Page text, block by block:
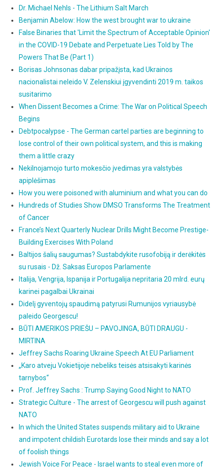
Dr. Michael Nehls - The Lithium Salt March
Benjamin Abelow: How the west brought war to ukraine
False Binaries that 'Limit the Spectrum of Acceptable Opinion'
in the COVID-19 Debate and Perpetuate Lies Told by The
Powers That Be (Part 1)
Borisas Johnsonas dabar pripažįsta, kad Ukrainos
nacionalistai neleido V. Zelenskiui įgyvendinti 2019 m. taikos
susitarimo
When Dissent Becomes a Crime: The War on Political Speech
Begins
Debtpocalypse - The German cartel parties are beginning to
lose control of their own political system, and this is making
them a little crazy
Nekilnojamojo turto mokesčio įvedimas yra valstybės
apiplėšimas
How you were poisoned with aluminium and what you can do
Hundreds of Studies Show DMSO Transforms The Treatment
of Cancer
France’s Next Quarterly Nuclear Drills Might Become Prestige-
Building Exercises With Poland
Baltijos šalių saugumas? Sustabdykite rusofobiją ir derėkitės
su rusais - Dž. Saksas Europos Parlamente
Italija, Vengrija, Ispanija ir Portugalija nepritaria 20 mlrd. eurų
karinei pagalbai Ukrainai
Didelį gyventojų spaudimą patyrusi Rumunijos vyriausybė
paleido Georgescu!
BŪTI AMERIKOS PRIEŠU – PAVOJINGA, BŪTI DRAUGU -
MIRTINA
Jeffrey Sachs Roaring Ukraine Speech At EU Parliament
„Karo atveju Vokietijoje nebeliks teisės atsisakyti karinės
tarnybos“
Prof. Jeffrey Sachs : Trump Saying Good Night to NATO
Strategic Culture - The arrest of Georgescu will push against
NATO
In which the United States suspends military aid to Ukraine
and impotent childish Eurotards lose their minds and say a lot
of foolish things
Jewish Voice For Peace - Israel wants to steal even more of